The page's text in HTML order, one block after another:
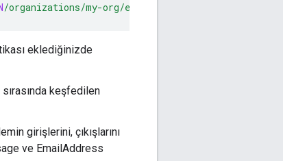
/organizations/my-org/environments/my-env/
eklediğinizde
keşfedilen
girişlerini, çıkışlarını
ve EmailAddress